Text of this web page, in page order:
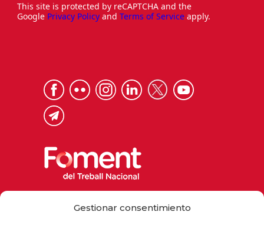
Gestionar consentimiento
This site is protected by reCAPTCHA and the
Google Privacy Policy and Terms of Service apply.